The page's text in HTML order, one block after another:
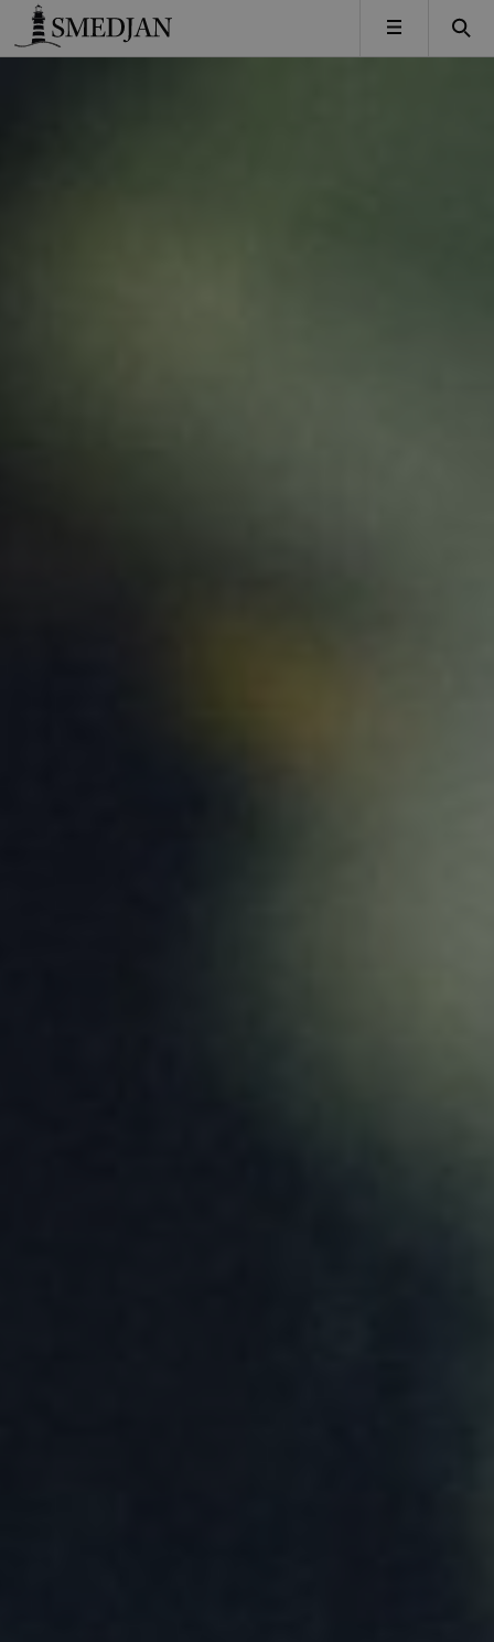
Timbro
MENY